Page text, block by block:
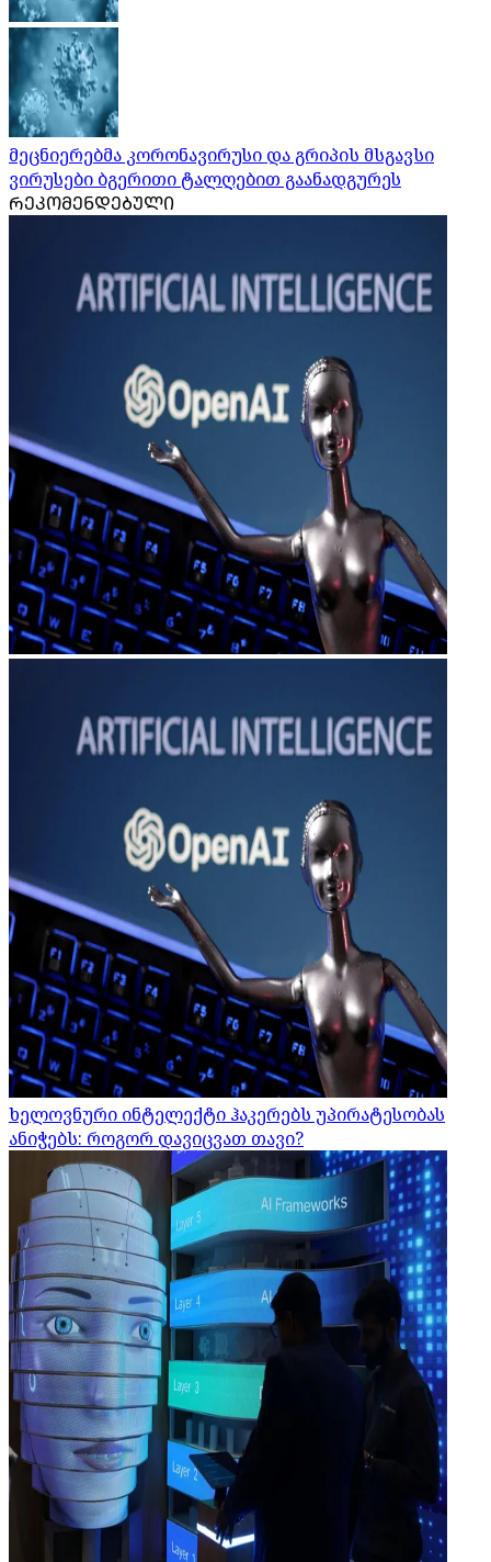
მეცნიერებმა კორონავირუსი და გრიპის მსგავსი
ვირუსები ბგერითი ტალღებით გაანადგურეს
ᲠᲔᲙᲝᲛᲔᲜᲓᲔᲑᲣᲚᲘ
ხელოვნური ინტელექტი ჰაკერებს უპირატესობას
ანიჭებს: როგორ დავიცვათ თავი?